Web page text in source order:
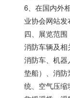
6、在国内外
业协会网站发
四、展览范围
消防车辆及相
消防车、机
垫船）、消
统、空气压缩